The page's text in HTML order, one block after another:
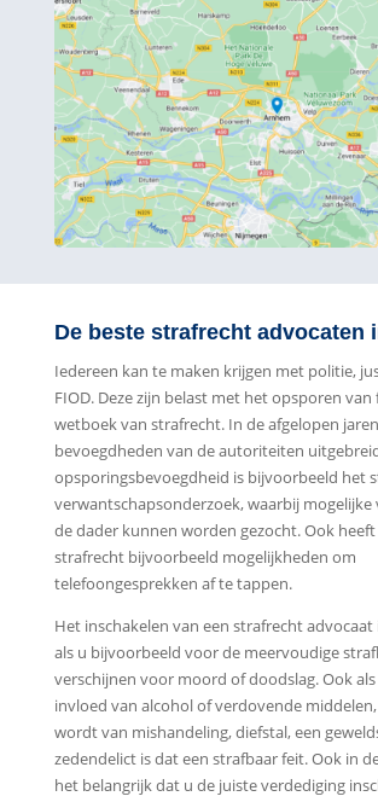
De beste strafrecht advocaten
Iedereen kan te maken krijgen met politie,
FIOD. Deze zijn belast met het opsporen
wetboek van strafrecht. In de afgelopen
bevoegdheden van de autoriteiten
opsporingsbevoegdheid is bijvoorbeeld het
verwantschapsonderzoek, waarbij mogelijke
de dader kunnen worden gezocht. Ook
strafrecht bijvoorbeeld mogelijkheden om
telefoongesprekken af te tappen.
Het inschakelen van een strafrecht advocaat
als u bijvoorbeeld voor de meervoudige
verschijnen voor moord of doodslag. Ook
invloed van alcohol of verdovende
wordt van mishandeling, diefstal, een
zedendelict is dat een strafbaar feit. Ook in
het belangrijk dat u de juiste verdediging